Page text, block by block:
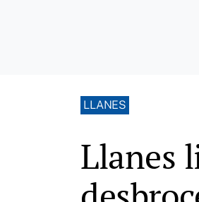
LLANES
Llanes